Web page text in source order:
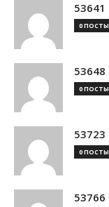
53641
0 ПОСТЫ
53648
0 ПОСТЫ
53723
0 ПОСТЫ
53766